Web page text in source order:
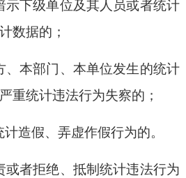
下级单位及其人员或者统计
数据的；
本部门、本单位发生的统计
重统计违法行为失察的；
假、弄虚作假行为的。
者拒绝、抵制统计违法行为